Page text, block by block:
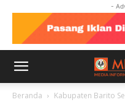
-
Beranda Kabupaten Barito